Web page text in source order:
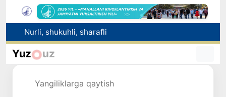
Raqobat qo‘mitasi aralashuvi bilan tadbirkordan gaz uchun asossiz undirilgan to‘lov qaytarilishi ta’minlandi
Nurli, shukuhli, sharafli
Yuz uz
Yangiliklarga qaytish